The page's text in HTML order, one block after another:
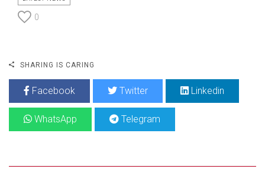
0
SHARING IS CARING
Facebook Twitter Linkedin
WhatsApp Telegram